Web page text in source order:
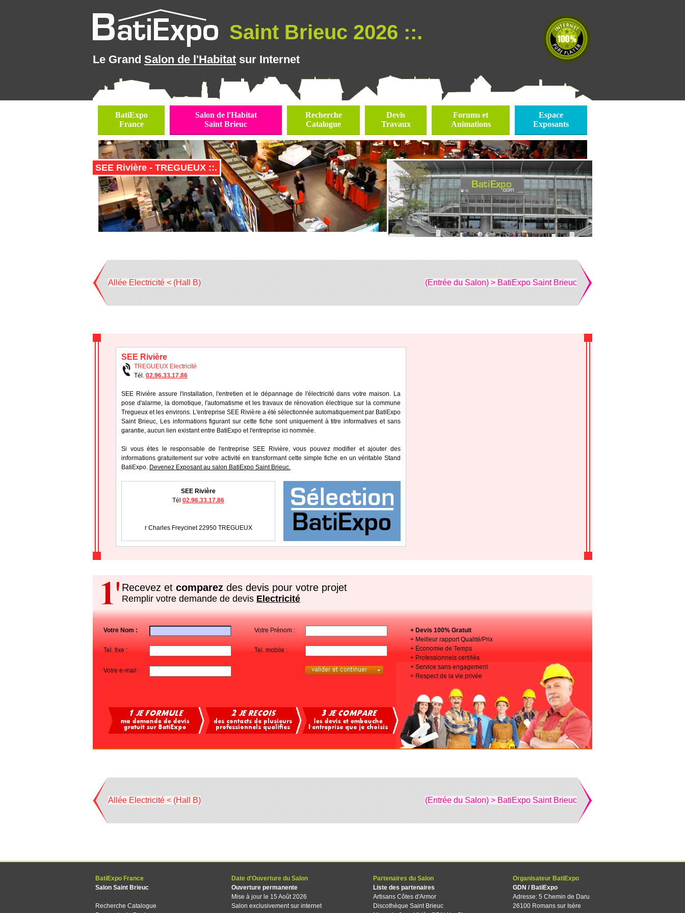
Saint Brieuc 2026 ::.
Le Grand Salon de l'Habitat sur Internet
BatiExpo
France
Salon de l'Habitat
Saint Brieuc
Recherche
Catalogue
Devis
Travaux
Forums et
Animations
Espace
Exposants
SEE Rivière - TREGUEUX ::.
Allée Electricité < (Hall B) (Entrée du Salon) > BatiExpo Saint Brieuc
SEE Rivière
TREGUEUX Electricité
Tél. 02.96.33.17.86
SEE Rivière assure l'installation, l'entretien et le dépannage de l'électricité dans votre maison. La
pose d'alarme, la domotique, l'automatisme et les travaux de rénovation électrique sur la commune
Tregueux et les environs. L'entreprise SEE Rivière a été sélectionnée automatiquement par BatiExpo
Saint Brieuc, Les informations figurant sur cette fiche sont uniquement à titre informatives et sans
garantie, aucun lien existant entre BatiExpo et l'entreprise ici nommée.
Si vous étes le responsable de l'entreprise SEE Rivière, vous pouvez modifier et ajouter des
informations gratuitement sur votre activité en transformant cette simple fiche en un véritable Stand
BatiExpo. Devenez Exposant au salon BatiExpo Saint Brieuc.
SEE Rivière
Tél 02.96.33.17.86
r Charles Freycinet 22950 TREGUEUX
Recevez et comparez des devis pour votre projet
Remplir votre demande de devis Electricité
Votre Nom : Votre Prénom :
+ Devis 100% Gratuit
+ Meilleur rapport Qualité/Prix
+ Economie de Temps
+ Professionnels certifiés
+ Service sans engagement
+ Respect de la vie privée
Tel. fixe : Tel. mobile :
Votre e-mail :
Allée Electricité < (Hall B) (Entrée du Salon) > BatiExpo Saint Brieuc
BatiExpo France
Salon Saint Brieuc
Recherche Catalogue
Date d'Ouverture du Salon
Ouverture permanente
Mise à jour le 15 Août 2026
Salon exclusivement sur internet
Partenaires du Salon
Liste des partenaires
Artisans Côtes d'Armor
Discothèque Saint Brieuc
Organisateur BatiExpo
GDN / BatiExpo
Adresse: 5 Chemin de Daru
26100 Romans sur Isère